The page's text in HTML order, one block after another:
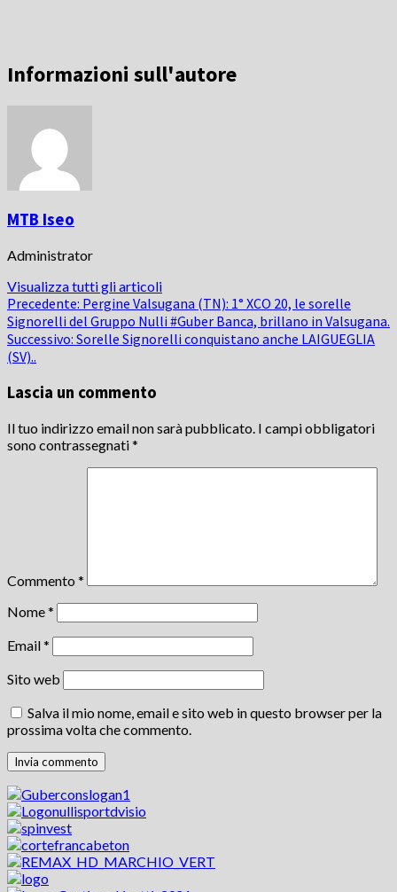
Informazioni sull'autore
MTB Iseo
Administrator
Visualizza tutti gli articoli
Navigazione
articolo
Precedente: Pergine Valsugana (TN): 1° XCO 20, le sorelle
Signorelli del Gruppo Nulli #Guber Banca, brillano in Valsugana.
Successivo: Sorelle Signorelli conquistano anche LAIGUEGLIA
(SV)..
Lascia un commento
Il tuo indirizzo email non sarà pubblicato. I campi obbligatori
sono contrassegnati*
Commento *
Nome*
Email*
Sito web
Salva il mio nome, email e sito web in questo browser per la
prossima volta che commento.